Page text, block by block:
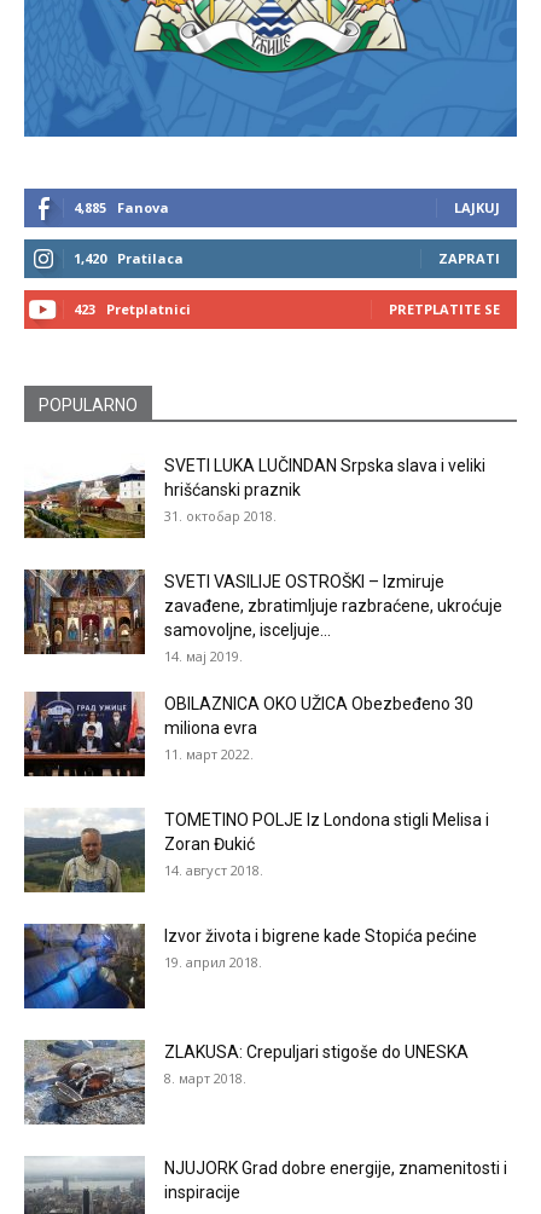
4,885 Fanova LAJKUJ
1,420 Pratilaca ZAPRATI
423 Pretplatnici PRETPLATITE SE
POPULARNO
SVETI LUKA LUČINDAN Srpska slava i veliki
hrišćanski praznik
31. октобар 2018.
SVETI VASILIJE OSTROŠKI – Izmiruje
zavađene, zbratimljuje razbraćene, ukroćuje
samovoljne, isceljuje...
14. мај 2019.
OBILAZNICA OKO UŽICA Obezbeđeno 30
miliona evra
11. март 2022.
TOMETINO POLJE Iz Londona stigli Melisa i
Zoran Đukić
14. август 2018.
Izvor života i bigrene kade Stopića pećine
19. април 2018.
ZLAKUSA: Crepuljari stigoše do UNESKA
8. март 2018.
NJUJORK Grad dobre energije, znamenitosti i
inspiracije